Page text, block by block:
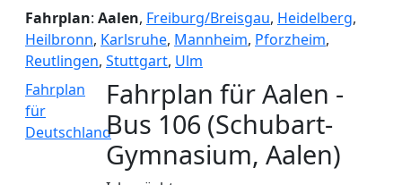
Fahrplan: Aalen, Freiburg/Breisgau, Heidelberg,
Heilbronn, Karlsruhe, Mannheim, Pforzheim,
Reutlingen, Stuttgart, Ulm
Fahrplan
für
Deutschland
Fahrplan für Aalen -
Bus 106 (Schubart-
Gymnasium, Aalen)